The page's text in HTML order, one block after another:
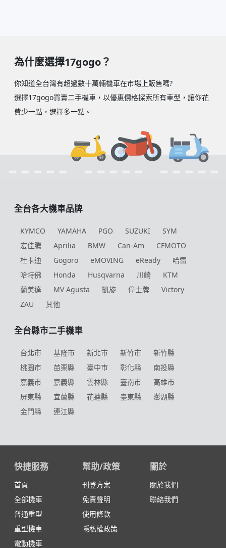
為什麼選擇17gogo？
你知道全台灣有超過數十萬輛機車在市場上販售嗎?
選擇17gogo買賣二手機車，以優惠價格探索所有車型，讓你花
費少一點，選擇多一點。
全台各大機車品牌
KYMCO YAMAHA PGO SUZUKI
SYM
宏佳騰
Aprilia BMW Can-Am
CFMOTO
杜卡迪
Gogoro eMOVING eReady
哈雷
哈特佛
Honda Husqvarna 川崎
KTM
蘭美達
MV Agusta 凱旋 偉士牌
Victory
ZAU
其他
全台縣市二手機車
台北市 基隆市 新北市 新竹市
新竹縣
桃園市
苗栗縣 臺中市 彰化縣
南投縣
嘉義市
嘉義縣 雲林縣 臺南市
高雄市
屏東縣
宜蘭縣 花蓮縣 臺東縣
澎湖縣
金門縣
連江縣
快捷服務
首頁
全部機車
普通重型
重型機車
電動機車
幫助/政策
刊登方案
免責聲明
使用條款
隱私權政策
關於
關於我們
聯絡我們